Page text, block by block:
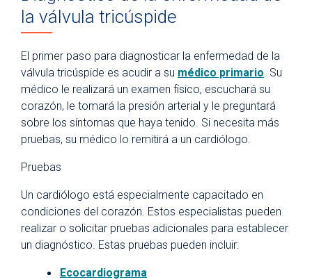
la válvula tricúspide
El primer paso para diagnosticar la enfermedad de la
válvula tricúspide es acudir a su médico primario. Su
médico le realizará un examen físico, escuchará su
corazón, le tomará la presión arterial y le preguntará
sobre los síntomas que haya tenido. Si necesita más
pruebas, su médico lo remitirá a un cardiólogo.
Pruebas
Un cardiólogo está especialmente capacitado en
condiciones del corazón. Estos especialistas pueden
realizar o solicitar pruebas adicionales para establecer
un diagnóstico. Estas pruebas pueden incluir:
Ecocardiograma